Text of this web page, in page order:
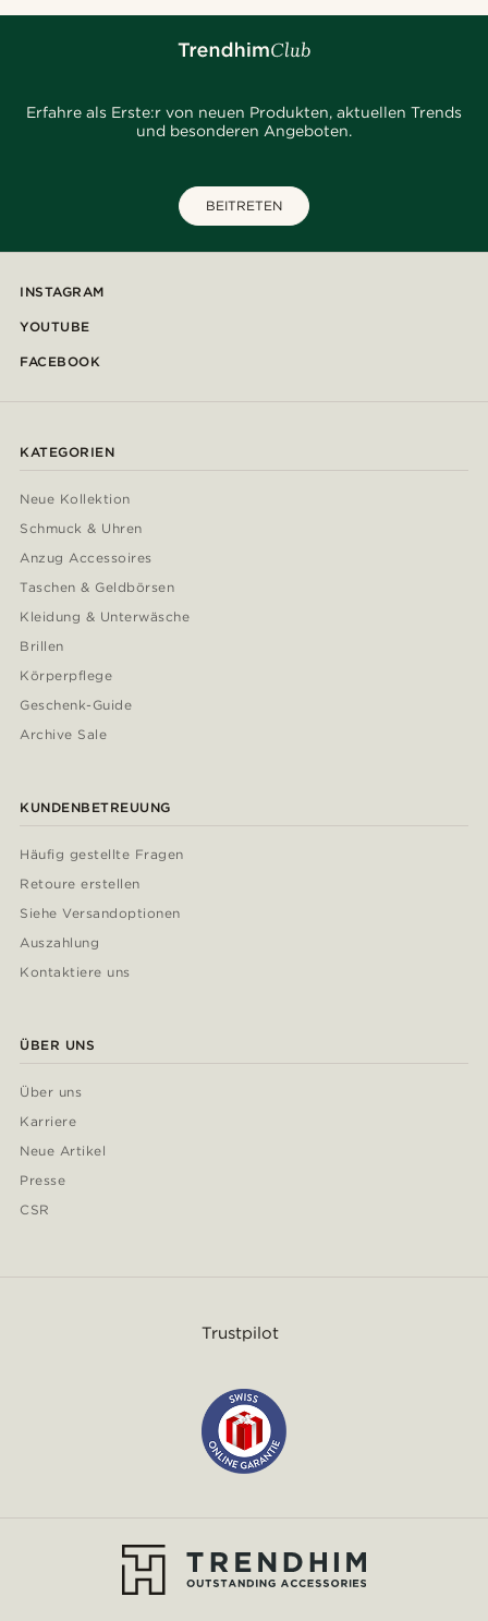
Erfahre als Erste:r von neuen Produkten, aktuellen Trends
und besonderen Angeboten.
BEITRETEN
INSTAGRAM
YOUTUBE
FACEBOOK
KATEGORIEN
Neue Kollektion
Schmuck & Uhren
Anzug Accessoires
Taschen & Geldbörsen
Kleidung & Unterwäsche
Brillen
Körperpflege
Geschenk-Guide
Archive Sale
KUNDENBETREUUNG
Häufig gestellte Fragen
Retoure erstellen
Siehe Versandoptionen
Auszahlung
Kontaktiere uns
ÜBER UNS
Über uns
Karriere
Neue Artikel
Presse
CSR
Trustpilot